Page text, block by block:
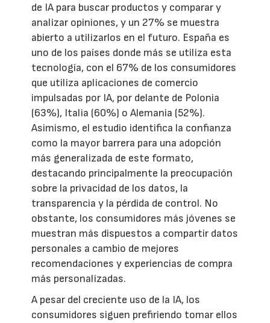
de IA para buscar productos y comparar y
analizar opiniones, y un 27% se muestra
abierto a utilizarlos en el futuro. España es
uno de los países donde más se utiliza esta
tecnología, con el 67% de los consumidores
que utiliza aplicaciones de comercio
impulsadas por IA, por delante de Polonia
(63%), Italia (60%) o Alemania (52%).
Asimismo, el estudio identifica la confianza
como la mayor barrera para una adopción
más generalizada de este formato,
destacando principalmente la preocupación
sobre la privacidad de los datos, la
transparencia y la pérdida de control. No
obstante, los consumidores más jóvenes se
muestran más dispuestos a compartir datos
personales a cambio de mejores
recomendaciones y experiencias de compra
más personalizadas.
A pesar del creciente uso de la IA, los
consumidores siguen prefiriendo tomar ellos